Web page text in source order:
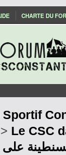
CHARTE DU
Sportif
> Le CSC
شباب قسنطينة